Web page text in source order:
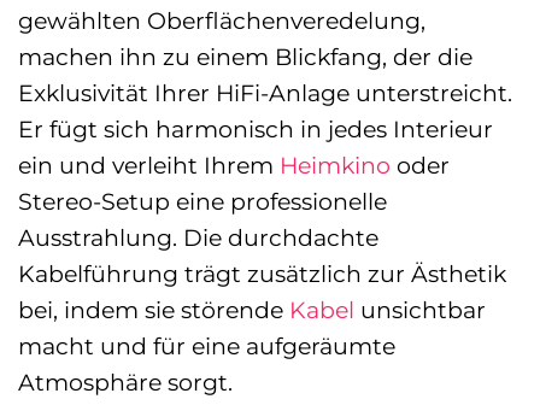
gewählten Oberflächenveredelung,
machen ihn zu einem Blickfang, der die
Exklusivität Ihrer HiFi-Anlage unterstreicht.
Er fügt sich harmonisch in jedes Interieur
ein und verleiht Ihrem Heimkino oder
Stereo-Setup eine professionelle
Ausstrahlung. Die durchdachte
Kabelführung trägt zusätzlich zur Ästhetik
bei, indem sie störende Kabel unsichtbar
macht und für eine aufgeräumte
Atmosphäre sorgt.